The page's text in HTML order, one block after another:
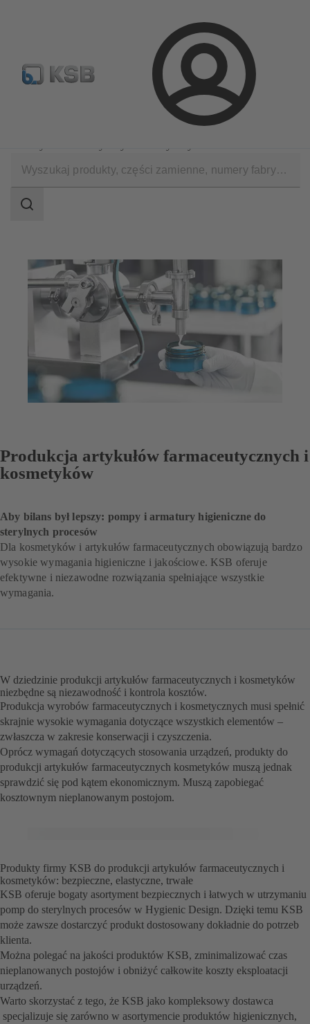
Login
Wyszukiwanie części zamiennych Konfiguracja produktu
wyszukiwania
Zakres
Produkcja artykułów farmaceutycznych i
kosmetyków
Aby bilans był lepszy: pompy i armatury higieniczne do
sterylnych procesów
Dla kosmetyków i artykułów farmaceutycznych obowiązują bardzo
wysokie wymagania higieniczne i jakościowe. KSB oferuje
efektywne i niezawodne rozwiązania spełniające wszystkie
wymagania.
W dziedzinie produkcji artykułów farmaceutycznych i kosmetyków
niezbędne są niezawodność i kontrola kosztów.
Produkcja wyrobów farmaceutycznych i kosmetycznych musi spełnić
skrajnie wysokie wymagania dotyczące wszystkich elementów –
zwłaszcza w zakresie konserwacji i czyszczenia.
Oprócz wymagań dotyczących stosowania urządzeń, produkty do
produkcji artykułów farmaceutycznych kosmetyków muszą jednak
sprawdzić się pod kątem ekonomicznym. Muszą zapobiegać
kosztownym nieplanowanym postojom.
Produkty firmy KSB do produkcji artykułów farmaceutycznych i
kosmetyków: bezpieczne, elastyczne, trwałe
KSB oferuje bogaty asortyment bezpiecznych i łatwych w utrzymaniu
pomp do sterylnych procesów w Hygienic Design. Dzięki temu KSB
może zawsze dostarczyć produkt dostosowany dokładnie do potrzeb
klienta.
Można polegać na jakości produktów KSB, zminimalizować czas
nieplanowanych postojów i obniżyć całkowite koszty eksploatacji
urządzeń.
Warto skorzystać z tego, że KSB jako kompleksowy dostawca
specjalizuje się zarówno w asortymencie produktów higienicznych,